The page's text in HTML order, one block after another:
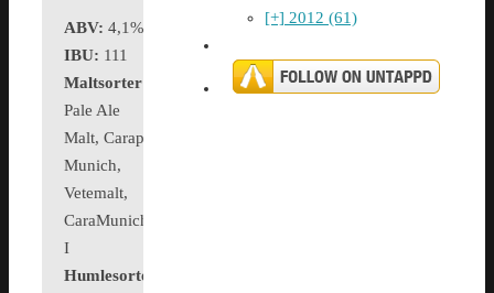
ABV: 4,1%
IBU: 111
Maltsorter:
Pale Ale
Malt, Carapils,
Munich,
Vetemalt,
CaraMunich
I
Humlesorter:
[+] 2012 (61)